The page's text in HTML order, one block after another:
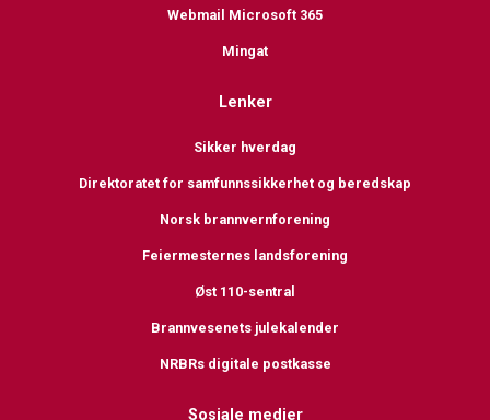
Webmail Microsoft 365
Mingat
Lenker
Sikker hverdag
Direktoratet for samfunnssikkerhet og beredskap
Norsk brannvernforening
Feiermesternes landsforening
Øst 110-sentral
Brannvesenets julekalender
NRBRs digitale postkasse
Sosiale medier